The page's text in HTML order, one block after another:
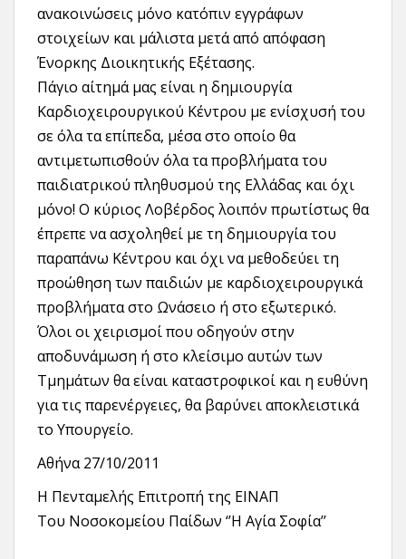
ανακοινώσεις μόνο κατόπιν εγγράφων
στοιχείων και μάλιστα μετά από απόφαση
Ένορκης Διοικητικής Εξέτασης.
Πάγιο αίτημά μας είναι η δημιουργία
Καρδιοχειρουργικού Κέντρου με ενίσχυσή του
σε όλα τα επίπεδα, μέσα στο οποίο θα
αντιμετωπισθούν όλα τα προβλήματα του
παιδιατρικού πληθυσμού της Ελλάδας και όχι
μόνο! Ο κύριος Λοβέρδος λοιπόν πρωτίστως θα
έπρεπε να ασχοληθεί με τη δημιουργία του
παραπάνω Κέντρου και όχι να μεθοδεύει τη
προώθηση των παιδιών με καρδιοχειρουργικά
προβλήματα στο Ωνάσειο ή στο εξωτερικό.
Όλοι οι χειρισμοί που οδηγούν στην
αποδυνάμωση ή στο κλείσιμο αυτών των
Τμημάτων θα είναι καταστροφικοί και η ευθύνη
για τις παρενέργειες, θα βαρύνει αποκλειστικά
το Υπουργείο.
Αθήνα 27/10/2011
Η Πενταμελής Επιτροπή της ΕΙΝΑΠ
Του Νοσοκομείου Παίδων ‘’Η Αγία Σοφία’’